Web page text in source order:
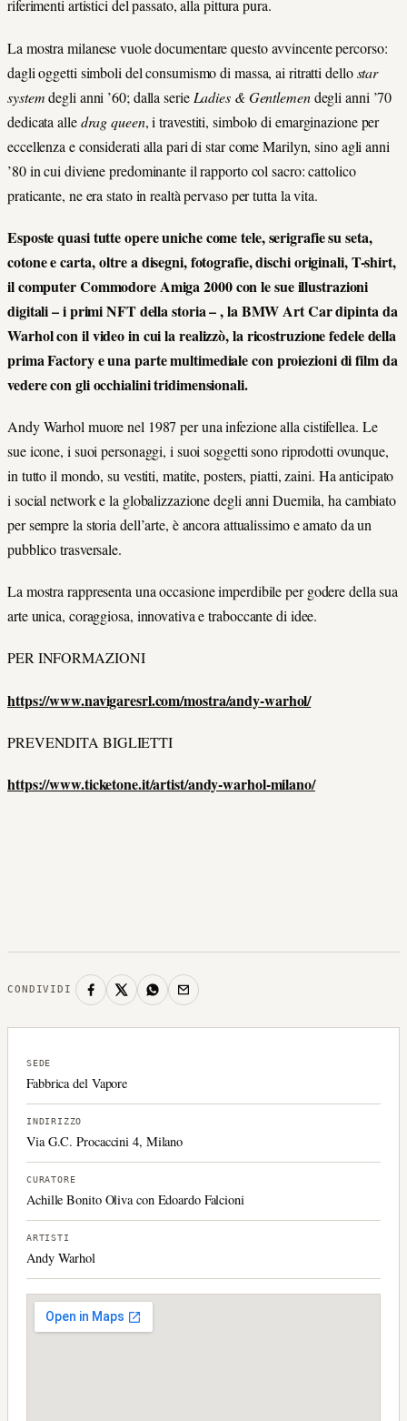
riferimenti artistici del passato, alla pittura pura.
La mostra milanese vuole documentare questo avvincente percorso:
dagli oggetti simboli del consumismo di massa, ai ritratti dellostar
systemdegli anni ’60; dalla serie Ladies & Gentlemendegli anni ’70
dedicata alledrag queen, i travestiti, simbolo di emarginazione per
eccellenza e considerati alla pari di star come Marilyn, sino agli anni
’80 in cui diviene predominante il rapporto col sacro: cattolico
praticante, ne era stato in realtà pervaso per tutta la vita.
Esposte quasi tutte opere uniche come tele, serigrafie su seta,
cotone e carta, oltre a disegni, fotografie, dischi originali, T-shirt,
il computer Commodore Amiga 2000 con le sue illustrazioni
digitali – i primi NFT della storia – , la BMW Art Car dipinta da
Warhol con il video in cui la realizzò, la ricostruzione fedele della
prima Factory e una parte multimediale con proiezioni di film da
vedere con gli occhialini tridimensionali.
Andy Warhol muore nel 1987 per una infezione alla cistifellea. Le
sue icone, i suoi personaggi, i suoi soggetti sono riprodotti ovunque,
in tutto il mondo, su vestiti, matite, posters, piatti, zaini. Ha anticipato
i social network e la globalizzazione degli anni Duemila, ha cambiato
per sempre la storia dell’arte, è ancora attualissimo e amato da un
pubblico trasversale.
La mostra rappresenta una occasione imperdibile per godere della sua
arte unica, coraggiosa, innovativa e traboccante di idee.
PER INFORMAZIONI
https://www.navigaresrl.com/mostra/andy-warhol/
PREVENDITA BIGLIETTI
https://www.ticketone.it/artist/andy-warhol-milano/
CONDIVIDI
SEDE
Fabbrica del Vapore
INDIRIZZO
Via G.C. Procaccini 4, Milano
CURATORE
Achille Bonito Oliva con Edoardo Falcioni
ARTISTI
Andy Warhol